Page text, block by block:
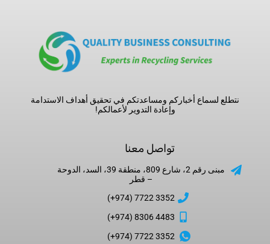
نتطلع لسماع أخباركم ومساعدتكم في تحقيق أهداف الاستدامة
وإعادة التدوير لأعمالكم!
تواصل معنا
مبنى رقم 2، شارع 809، منطقة 39، السد، الدوحة
– قطر
3352 7722 (974+)
4483 8306 (974+)
3352 7722 (974+)